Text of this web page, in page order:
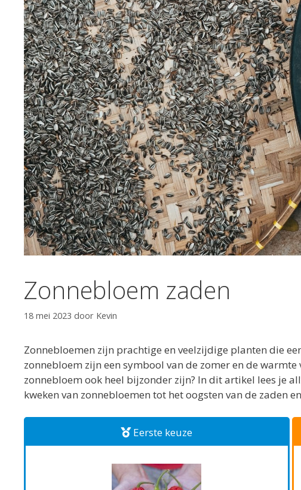
Zonnebloem zaden
18 mei 2023 door Kevin
Zonnebloemen zijn prachtige en veelzijdige planten die
zonnebloem zijn een symbool van de zomer en de
zonnebloem ook heel bijzonder zijn? In dit artikel lees je
kweken van zonnebloemen tot het oogsten van de zaden
Eerste keuze